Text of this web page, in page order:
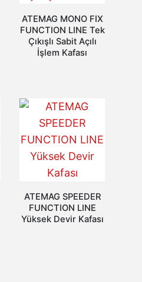
ATEMAG MONO FIX
FUNCTION LINE Tek
Çıkışlı Sabit Açılı
İşlem Kafası
ATEMAG SPEEDER
FUNCTION LINE
Yüksek Devir Kafası